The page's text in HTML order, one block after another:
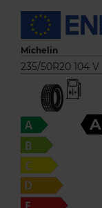
Michelin
235/50R20 104 V
A